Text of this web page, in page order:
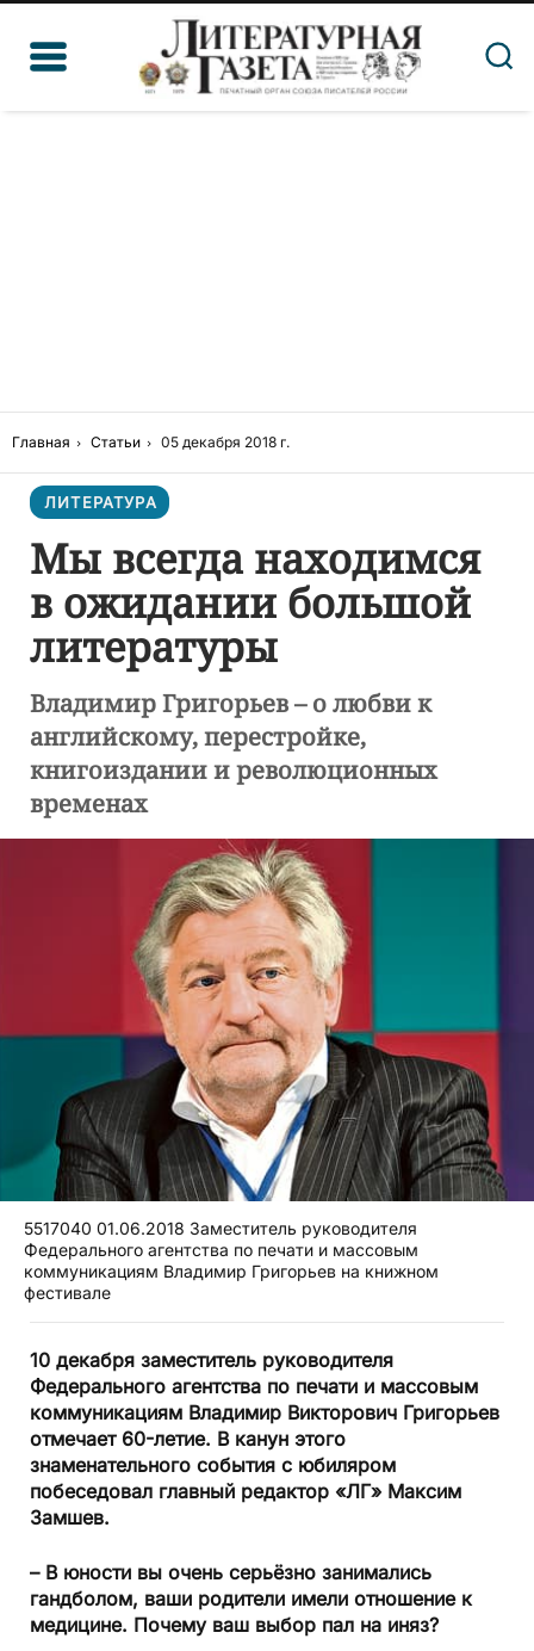
Главная Статьи 05 декабря 2018 г.
ЛИТЕРАТУРА
Мы всегда находимся
в ожидании большой
литературы
Владимир Григорьев – о любви к
английскому, перестройке,
книгоиздании и революционных
временах
5517040 01.06.2018 Заместитель руководителя
Федерального агентства по печати и массовым
коммуникациям Владимир Григорьев на книжном
фестивале
10 декабря заместитель руководителя
Федерального агентства по печати и массовым
коммуникациям Владимир Викторович Григорьев
отмечает 60-летие. В канун этого
знаменательного события с юбиляром
побеседовал главный редактор «ЛГ» Максим
Замшев.
– В юности вы очень серьёзно занимались
гандболом, ваши родители имели отношение к
медицине. Почему ваш выбор пал на иняз?